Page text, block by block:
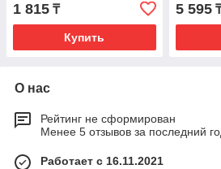
1 815 ₸
Купить
5 595
О нас
Рейтинг не сформирован
Менее 5 отзывов за последний
Работает с 16.11.2021